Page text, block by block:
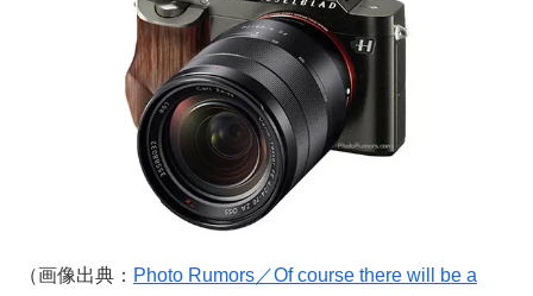
（画像出典： Photo Rumors／Of course there will be a